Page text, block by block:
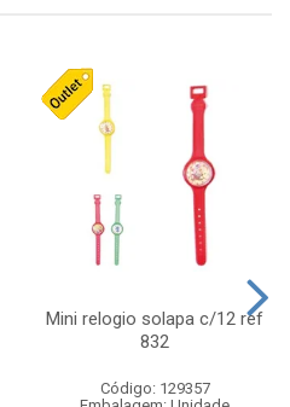
Mini relogio solapa c/12 ref
832
Código: 129357